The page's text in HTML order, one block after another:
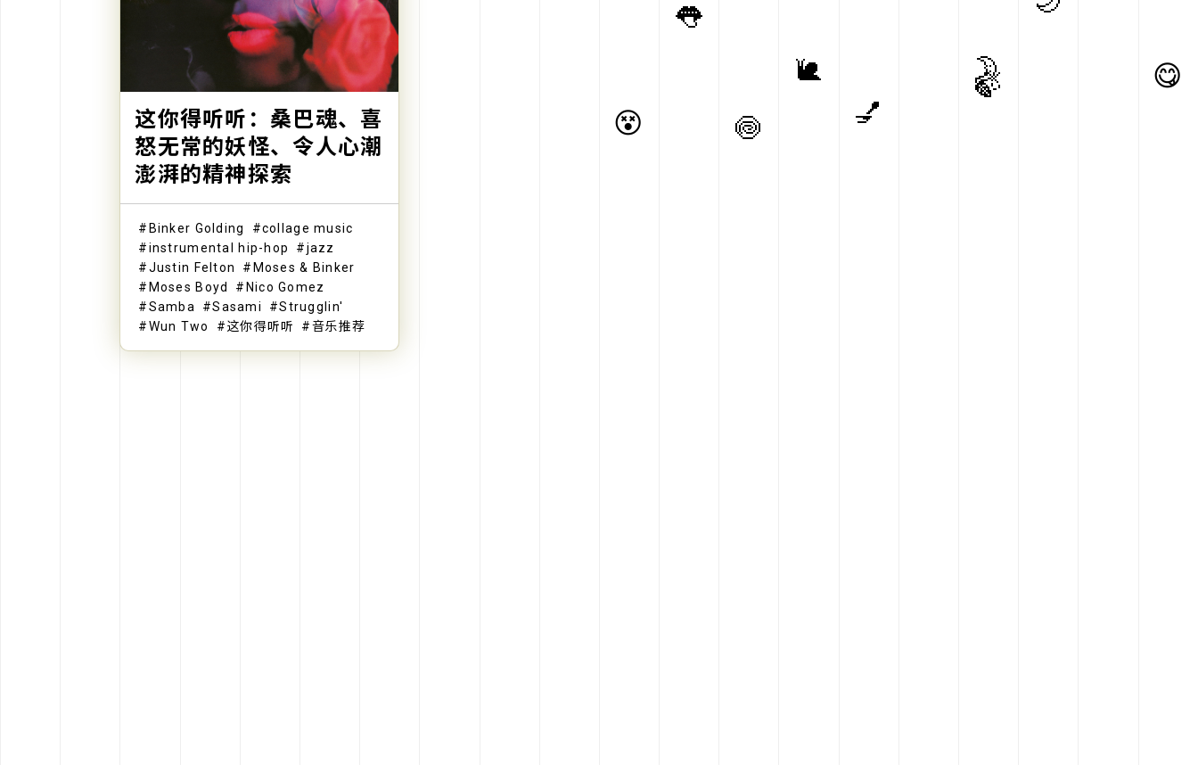
这你得听听：桑巴魂、喜
怒无常的妖怪、令人心潮
澎湃的精神探索
Binker Golding
collage music
instrumental hip-hop
jazz
Justin Felton
Moses & Binker
Moses Boyd
Nico Gomez
Samba
Sasami
Strugglin'
Wun Two
这你得听听 音乐推荐
🌛
👅
💅
🍃
🍥
🐌
😋
😵